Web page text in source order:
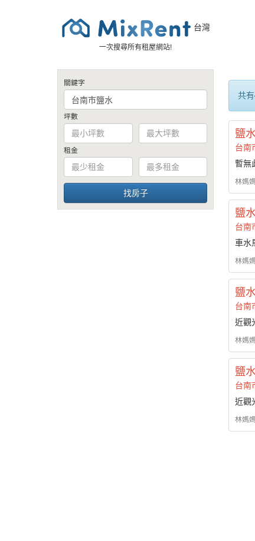
台灣
一次搜尋所有租屋網站!
關鍵字
坪數
租金
共有
鹽
台南
暫無
林媽
鹽
台南
車水
林媽
鹽
台南
近觀
林媽
鹽
台南
近觀
林媽